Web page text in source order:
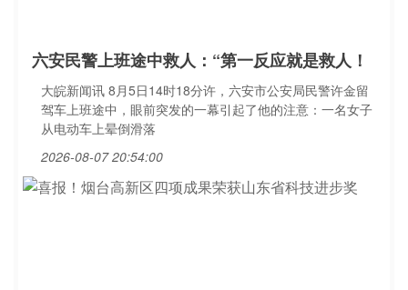
六安民警上班途中救人：“第一反应就是救人！
大皖新闻讯 8月5日14时18分许，六安市公安局民警许金留
驾车上班途中，眼前突发的一幕引起了他的注意：一名女子
从电动车上晕倒滑落
2026-08-07 20:54:00